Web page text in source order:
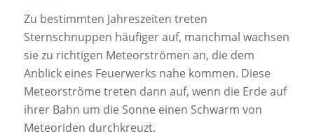
Zu bestimmten Jahreszeiten treten
Sternschnuppen häufiger auf, manchmal wachsen
sie zu richtigen Meteorströmen an, die dem
Anblick eines Feuerwerks nahe kommen. Diese
Meteorströme treten dann auf, wenn die Erde auf
ihrer Bahn um die Sonne einen Schwarm von
Meteoriden durchkreuzt.